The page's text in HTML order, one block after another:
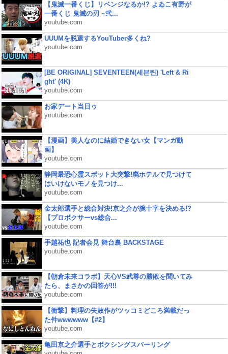
【鬼滅一番くじ】リベンジなるか!? よゐこ有野が
一番くじ 鬼滅の刃 ~弐...
youtube.com
UUUMを脱退するYouTuber多くね?
youtube.com
[BE ORIGINAL] SEVENTEEN(세븐틴) 'Left & Ri
ght' (4K)
youtube.com
お家デート当日ゥ
youtube.com
【漫画】美人なのに結婚できない女【マンガ動
画】
youtube.com
静岡最恐心霊スポット大突撃!廃ホテルで見つけて
はいけないモノを見つけ...
youtube.com
金太郎選手と総合対決!京之介が腕十字を決める!?
【プロボクサーvs総合...
youtube.com
手越祐也 記者会見 舞台裏 BACKSTAGE
youtube.com
【朝倉未来コラボ】天心VS武尊の勝敗を聞いてみ
たら、まさかの回答が!!!
youtube.com
【衝撃】料理の失敗作がツッコミどころ満載だっ
た件wwwwww【#2】
youtube.com
亀田京之介選手とボクシングスパーリング